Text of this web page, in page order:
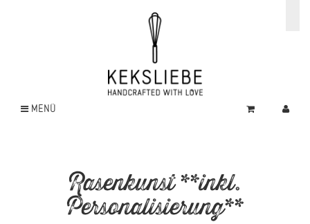
MENÜ
Rasenkunst **inkl.
Personalisierung**